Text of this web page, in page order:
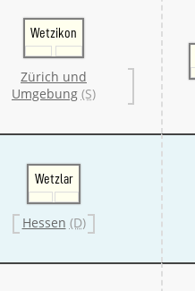
Wetzikon
Zürich und
Umgebung (S)
Wetzlar
Hessen (D)